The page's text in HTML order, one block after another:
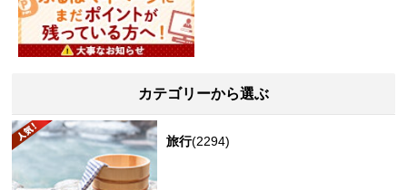
カテゴリーから選ぶ
旅行(2294)